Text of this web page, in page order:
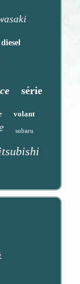
diesel
série
volant
subaru